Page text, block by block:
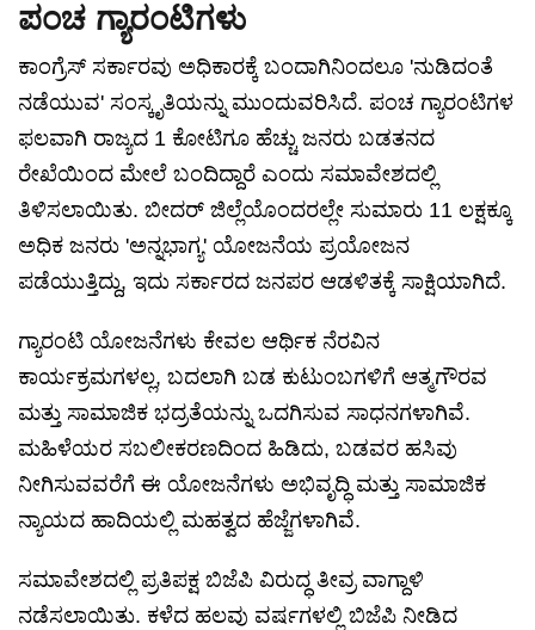
ಪಂಚ ಗ್ಯಾರಂಟಿಗಳು
ಕಾಂಗ್ರೆಸ್ ಸರ್ಕಾರವು ಅಧಿಕಾರಕ್ಕೆ ಬಂದಾಗಿನಿಂದಲೂ 'ನುಡಿದಂತೆ
ನಡೆಯುವ' ಸಂಸ್ಕೃತಿಯನ್ನು ಮುಂದುವರಿಸಿದೆ. ಪಂಚ ಗ್ಯಾರಂಟಿಗಳ
ಫಲವಾಗಿ ರಾಜ್ಯದ 1 ಕೋಟಿಗೂ ಹೆಚ್ಚು ಜನರು ಬಡತನದ
ರೇಖೆಯಿಂದ ಮೇಲೆ ಬಂದಿದ್ದಾರೆ ಎಂದು ಸಮಾವೇಶದಲ್ಲಿ
ತಿಳಿಸಲಾಯಿತು. ಬೀದರ್ ಜಿಲ್ಲೆಯೊಂದರಲ್ಲೇ ಸುಮಾರು 11 ಲಕ್ಷಕ್ಕೂ
ಅಧಿಕ ಜನರು 'ಅನ್ನಭಾಗ್ಯ' ಯೋಜನೆಯ ಪ್ರಯೋಜನ
ಪಡೆಯುತ್ತಿದ್ದು, ಇದು ಸರ್ಕಾರದ ಜನಪರ ಆಡಳಿತಕ್ಕೆ ಸಾಕ್ಷಿಯಾಗಿದೆ.
ಗ್ಯಾರಂಟಿ ಯೋಜನೆಗಳು ಕೇವಲ ಆರ್ಥಿಕ ನೆರವಿನ
ಕಾರ್ಯಕ್ರಮಗಳಲ್ಲ, ಬದಲಾಗಿ ಬಡ ಕುಟುಂಬಗಳಿಗೆ ಆತ್ಮಗೌರವ
ಮತ್ತು ಸಾಮಾಜಿಕ ಭದ್ರತೆಯನ್ನು ಒದಗಿಸುವ ಸಾಧನಗಳಾಗಿವೆ.
ಮಹಿಳೆಯರ ಸಬಲೀಕರಣದಿಂದ ಹಿಡಿದು, ಬಡವರ ಹಸಿವು
ನೀಗಿಸುವವರೆಗೆ ಈ ಯೋಜನೆಗಳು ಅಭಿವೃದ್ಧಿ ಮತ್ತು ಸಾಮಾಜಿಕ
ನ್ಯಾಯದ ಹಾದಿಯಲ್ಲಿ ಮಹತ್ವದ ಹೆಜ್ಜೆಗಳಾಗಿವೆ.
ಸಮಾವೇಶದಲ್ಲಿ ಪ್ರತಿಪಕ್ಷ ಬಿಜೆಪಿ ವಿರುದ್ಧ ತೀವ್ರ ವಾಗ್ದಾಳಿ
ನಡೆಸಲಾಯಿತು. ಕಳೆದ ಹಲವು ವರ್ಷಗಳಲ್ಲಿ ಬಿಜೆಪಿ ನೀಡಿದ